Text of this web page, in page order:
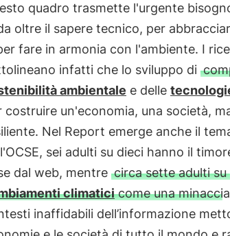
quadro trasmette l'urgente
oltre il sapere tecnico, per
fare in armonia con l'ambiente. I
infatti che lo sviluppo di
ambientale e delle
costruire un'economia, una società,
Nel Report emerge anche il
sei adulti su dieci hanno il
dal web, mentre circa sette adulti
climaticicome una minaccia
inaffidabili dell’informazione